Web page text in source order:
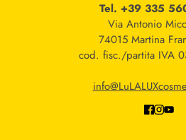
Tel. +39 335
Via Antonio
74015 Martina
cod. fisc./partita IVA